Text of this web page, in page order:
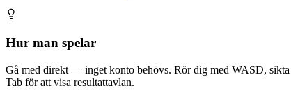
Hur man spelar
Gå med direkt — inget konto behövs. Rör dig med WASD,
Tab för att visa resultattavlan.